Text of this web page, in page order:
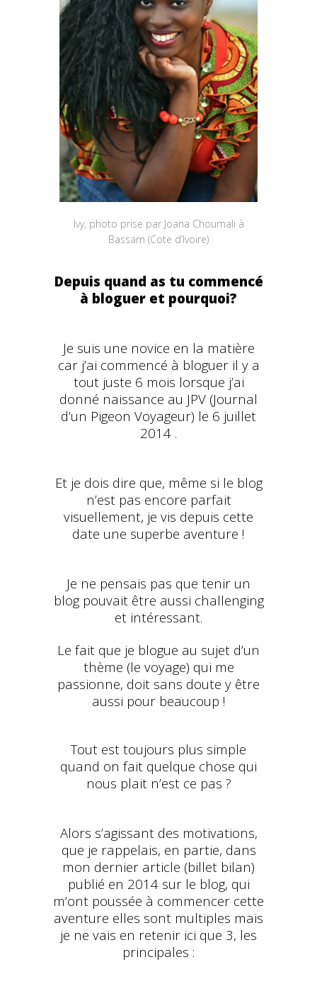
Ivy, photo prise par Joana Choumali à
Bassam (Cote d’Ivoire)
Depuis quand as tu commencé
à bloguer et pourquoi?
Je suis une novice en la matière
car j’ai commencé à bloguer il y a
tout juste 6 mois lorsque j’ai
donné naissance au JPV (Journal
d’un Pigeon Voyageur) le 6 juillet
2014 .
Et je dois dire que, même si le blog
n’est pas encore parfait
visuellement, je vis depuis cette
date une superbe aventure !
Je ne pensais pas que tenir un
blog pouvait être aussi challenging
et intéressant.
Le fait que je blogue au sujet d’un
thème (le voyage) qui me
passionne, doit sans doute y être
aussi pour beaucoup !
Tout est toujours plus simple
quand on fait quelque chose qui
nous plait n’est ce pas ?
Alors s’agissant des motivations,
que je rappelais, en partie, dans
mon dernier article (billet bilan)
publié en 2014 sur le blog, qui
m’ont poussée à commencer cette
aventure elles sont multiples mais
je ne vais en retenir ici que 3, les
principales :